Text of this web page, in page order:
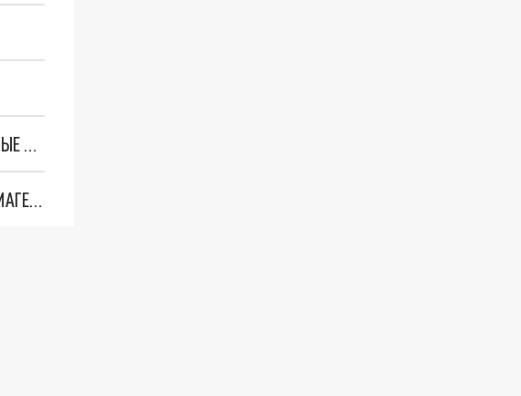
"ОЧЕНЬ ПЛОХИЕ НОВОСТИ": БОЛЬШАЯ ОШИБКА PALANTIR В РОССИИ. СТРАНЫ НАТО ВПЕРВЫЕ ЗА СВО ОСТАНОВИЛИ ПОСТАВКИ ОРУЖИЯ. ВСУ ТЕРЯЮТ ПРИГРАНИЧЬЕ?
ТРИ ГЛАВНЫХ ИНСАЙДА ОБ СВО. ОТМЕНА МОБИЛИЗАЦИИ И ВОЗВРАЩЕНИЕ "ГЕНЕРАЛА АРМАГЕДДОНА"? ОТЛИЧНЫЕ НОВОСТИ, КОТОРЫЕ ЖДАЛИ ВСЕ